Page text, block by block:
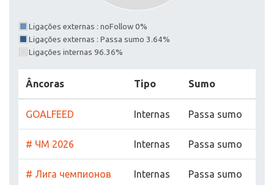
Ligações externas : noFollow 0%
Ligações externas : Passa sumo 3.64%
Ligações internas 96.36%
Âncoras Tipo Sumo
GOALFEED Internas Passa sumo
# ЧМ 2026 Internas Passa sumo
# Лига чемпионов Internas Passa sumo